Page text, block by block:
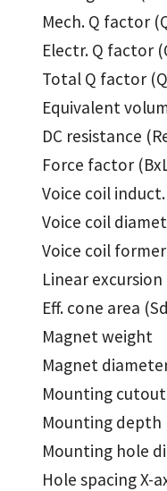
Mech. Q factor
Electr. Q factor
Total Q factor
Equivalent
DC resistance
Force factor
Voice coil
Voice coil
Voice coil former
Linear excursion
Eff. cone area
Magnet weight
Magnet
Mounting cutout
Mounting depth
Mounting hole
Hole spacing X-